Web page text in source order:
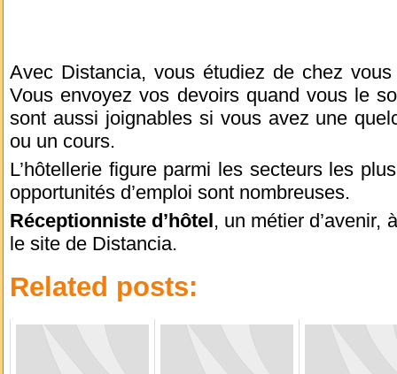
Avec Distancia, vous étudiez de chez
Vous envoyez vos devoirs quand vous le
sont aussi joignables si vous avez une
ou un cours.
L’hôtellerie figure parmi les secteurs les
opportunités d’emploi sont nombreuses.
Réceptionniste d’hôtel , un métier d’avenir,
le site de Distancia.
Related posts: